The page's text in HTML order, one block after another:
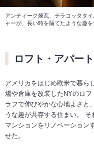
アンティーク煉瓦、テラコッタタ
ャーが、長い時を隔てたような趣を
ロフト・アパー
アメリカをはじめ欧米で暮ら
場や倉庫を改装したNYのロフ
ラフで伸びやかな心地よさと
うな趣が共存する住まい。
マンションをリノベーション
せた。